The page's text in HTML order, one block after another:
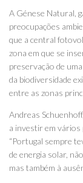
A Génese Natural,
preocupações
que a central
zona em que se
preservação de
da biodiversidade
entre as zonas
Andreas
a investir em vários
“Portugal sempre
de energia solar,
mas também à